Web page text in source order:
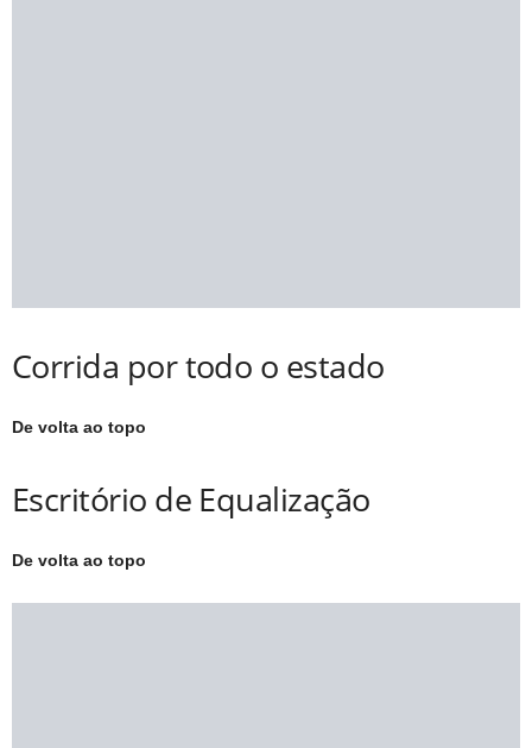
Corrida por todo o estado
De volta ao topo
Escritório de Equalização
De volta ao topo